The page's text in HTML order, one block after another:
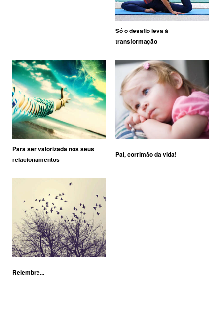
Só o desafio leva à
transformação
Para ser valorizada nos seus
relacionamentos
Pai, corrimão da vida!
Relembre...